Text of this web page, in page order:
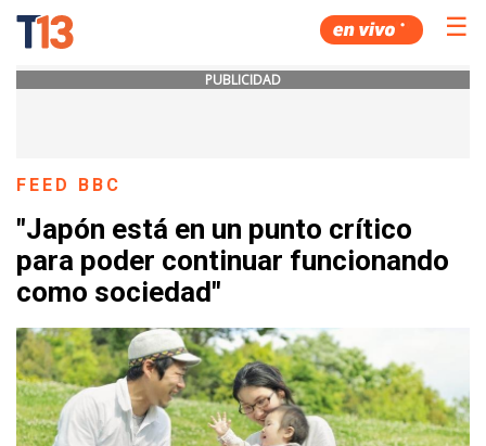
☰
PUBLICIDAD
FEED BBC
"Japón está en un punto crítico
para poder continuar funcionando
como sociedad"